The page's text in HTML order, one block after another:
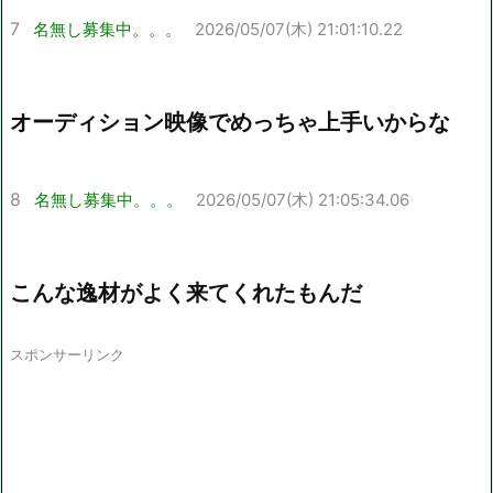
7 名無し募集中。。。 2026/05/07(木) 21:01:10.22
オーディション映像でめっちゃ上手いからな
8 名無し募集中。。。 2026/05/07(木) 21:05:34.06
こんな逸材がよく来てくれたもんだ
スポンサーリンク